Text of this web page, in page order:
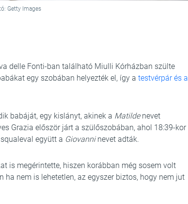
Getty Images
delle Fonti-ban található Miulli Kórházban szülte
egy szobában helyezték el, így a testvérpár és a
babáját, egy kislányt, akinek a Matildenevet
Grazia először járt a szülőszobában, ahol 18:39-kor
együtt a Giovanninevet adták.
is megérintette, hiszen korábban még sosem volt
ha nem is lehetetlen, az egyszer biztos, hogy nem jut